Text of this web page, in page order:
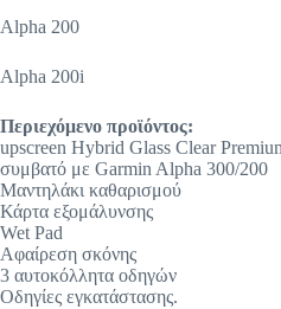
Alpha 200
Alpha 200i
Περιεχόμενο προϊόντος:
upscreen Hybrid Glass Clear
συμβατό με Garmin Alpha 300/200
Μαντηλάκι καθαρισμού
Κάρτα εξομάλυνσης
Wet Pad
Αφαίρεση σκόνης
3 αυτοκόλλητα οδηγών
Οδηγίες εγκατάστασης.